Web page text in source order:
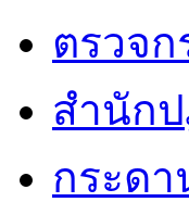
ตรวจก
สำนัก
กระด